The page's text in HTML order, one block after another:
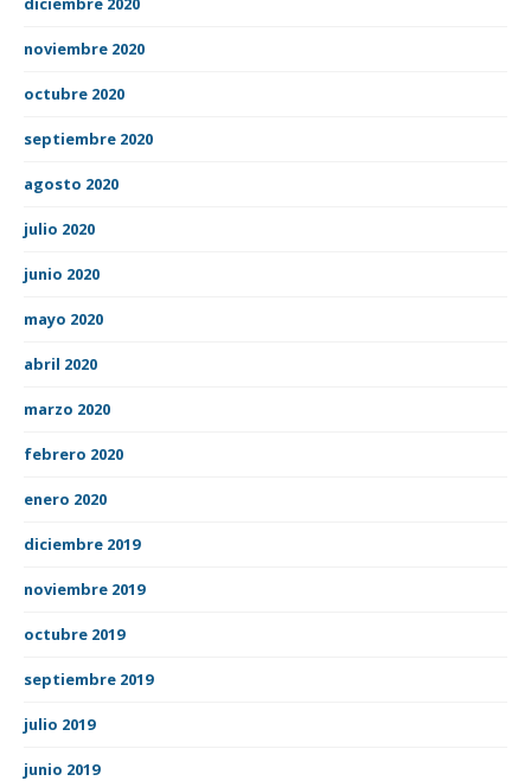
noviembre 2020
octubre 2020
septiembre 2020
agosto 2020
julio 2020
junio 2020
mayo 2020
abril 2020
marzo 2020
febrero 2020
enero 2020
diciembre 2019
noviembre 2019
octubre 2019
septiembre 2019
julio 2019
junio 2019